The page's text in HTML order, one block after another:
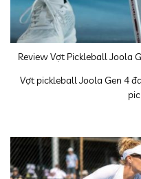
Review Vợt Pickleball Joola
Vợt pickleball Joola Gen 4